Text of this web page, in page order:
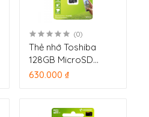
(0)
Thẻ nhớ Toshiba
128GB MicroSD
EXCERIA M203 UHS-1
630.000 ₫